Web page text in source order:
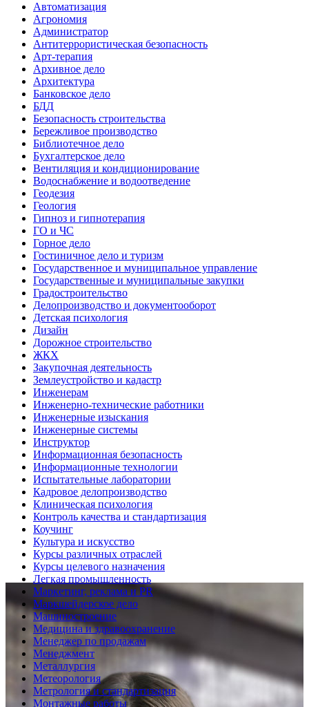
Автоматизация
Агрономия
Администратор
Антитеррористическая безопасность
Арт-терапия
Архивное дело
Архитектура
Банковское дело
БДД
Безопасность строительства
Бережливое производство
Библиотечное дело
Бухгалтерское дело
Вентиляция и кондиционирование
Водоснабжение и водоотведение
Геодезия
Геология
Гипноз и гипнотерапия
ГО и ЧС
Горное дело
Гостиничное дело и туризм
Государственное и муниципальное управление
Государственные и муниципальные закупки
Градостроительство
Делопроизводство и документооборот
Детская психология
Дизайн
Дорожное строительство
ЖКХ
Закупочная деятельность
Землеустройство и кадастр
Инженерам
Инженерно-технические работники
Инженерные изыскания
Инженерные системы
Инструктор
Информационная безопасность
Информационные технологии
Испытательные лаборатории
Кадровое делопроизводство
Клиническая психология
Контроль качества и стандартизация
Коучинг
Культура и искусство
Курсы различных отраслей
Курсы целевого назначения
Легкая промышленность
Маркетинг, реклама и PR
Маркшейдерское дело
Машиностроение
Медицина и здравоохранение
Менеджер по продажам
Менеджмент
Металлургия
Метеорология
Метрология и стандартизация
Монтажные работы